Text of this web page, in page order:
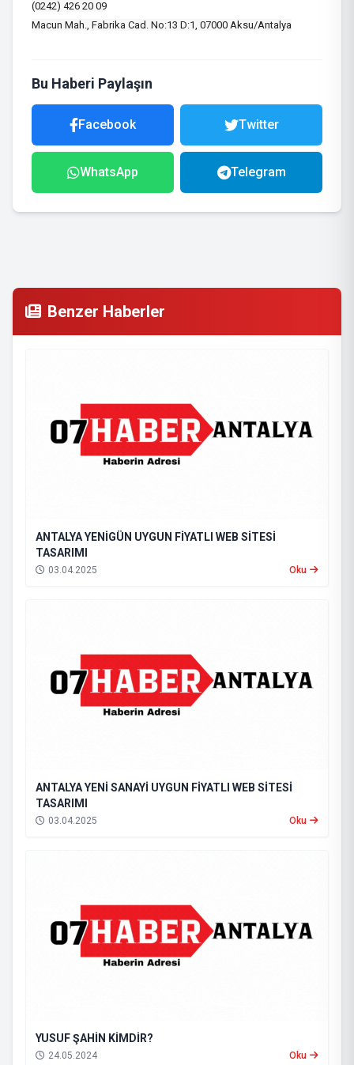
(0242) 426 20 09
Macun Mah., Fabrika Cad. No:13 D:1, 07000 Aksu/Antalya
Bu Haberi Paylaşın
Facebook Twitter
WhatsApp Telegram
Benzer Haberler
ANTALYA YENİGÜN UYGUN FİYATLI WEB SİTESİ
TASARIMI
03.04.2025 Oku
ANTALYA YENİ SANAYİ UYGUN FİYATLI WEB SİTESİ
TASARIMI
03.04.2025 Oku
YUSUF ŞAHİN KİMDİR?
24.05.2024 Oku